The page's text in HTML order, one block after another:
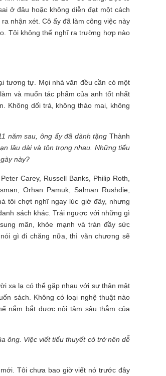
ở đâu hoặc không diễn đạt một cách
nhận xét. Cô ấy đã làm công việc này
Tôi không thể nghĩ ra trường hợp nào
tương tự. Mọi nhà văn đều cần có một
và muốn tác phẩm của anh tốt nhất
Không dối trá, không thảo mai, không
năm sau, ông ấy đã dành tặngThành
lâu dài và tôn trọng nhau. Những tiểu
này?
Carey, Russell Banks, Philip Roth,
Orhan Pamuk, Salman Rushdie,
tôi chợt nghĩ ngay lúc giờ đây, nhưng
sách khác. Trái ngược với những gì
mãn, khỏe mạnh và tràn đầy sức
gì đi chăng nữa, thì văn chương sẽ
xa lạ có thể gặp nhau với sự thân mật
sách. Không có loại nghệ thuật nào
nắm bắt được nội tâm sâu thẳm của
ông. Việc viết tiểu thuyết có trở nên dễ
Tôi chưa bao giờ viết nó trước đây